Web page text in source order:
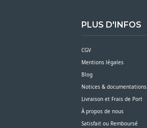
PLUS D'INFOS
CGV
Mentions légales
Blog
Notices & documentations
Livraison et Frais de Port
À propos de nous
Satisfait ou Remboursé